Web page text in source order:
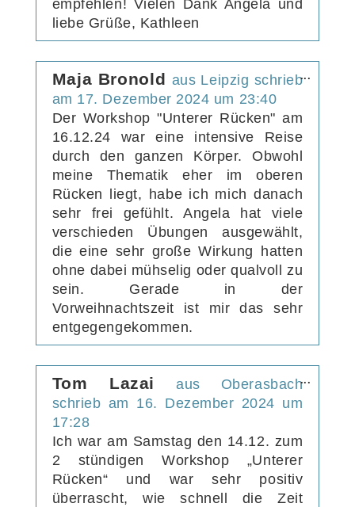
empfehlen! Vielen Dank Angela und
liebe Grüße, Kathleen
Maja Bronold aus Leipzig schrieb
am 17. Dezember 2024 um 23:40
Der Workshop "Unterer Rücken" am
16.12.24 war eine intensive Reise
durch den ganzen Körper. Obwohl
meine Thematik eher im oberen
Rücken liegt, habe ich mich danach
sehr frei gefühlt. Angela hat viele
verschieden Übungen ausgewählt,
die eine sehr große Wirkung hatten
ohne dabei mühselig oder qualvoll zu
sein. Gerade in der
Vorweihnachtszeit ist mir das sehr
entgegengekommen.
...
Tom Lazaiaus
Oberasbach
schrieb am 16. Dezember 2024 um
17:28
Ich war am Samstag den 14.12. zum
2 stündigen Workshop „Unterer
Rücken“ und war sehr positiv
überrascht, wie schnell die Zeit
...